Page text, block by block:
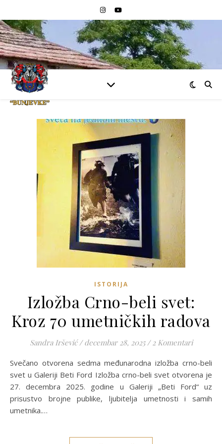
ISTORIJA
Izložba Crno-beli svet:
Kroz 70 umetničkih radova
Sandra Iršević / decembar 28, 2025 / 2 Komentari
Svečano otvorena sedma međunarodna izložba crno-beli
svet u Galeriji Beti Ford Izložba crno-beli svet otvorena je
27. decembra 2025. godine u Galeriji „Beti Ford“ uz
prisustvo brojne publike, ljubitelja umetnosti i samih
umetnika.…